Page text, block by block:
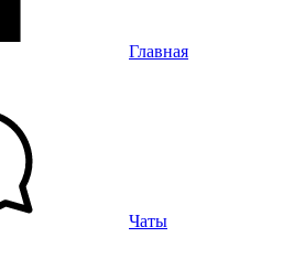
Главная
Чаты